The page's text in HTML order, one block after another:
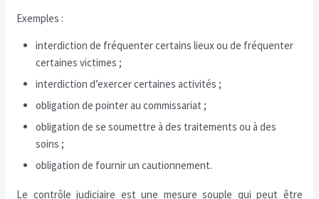
Exemples :
interdiction de fréquenter certains lieux ou de fréquenter
certaines victimes ;
interdiction d’exercer certaines activités ;
obligation de pointer au commissariat ;
obligation de se soumettre à des traitements ou à des
soins ;
obligation de fournir un cautionnement.
Le contrôle judiciaire est une mesure souple qui peut être